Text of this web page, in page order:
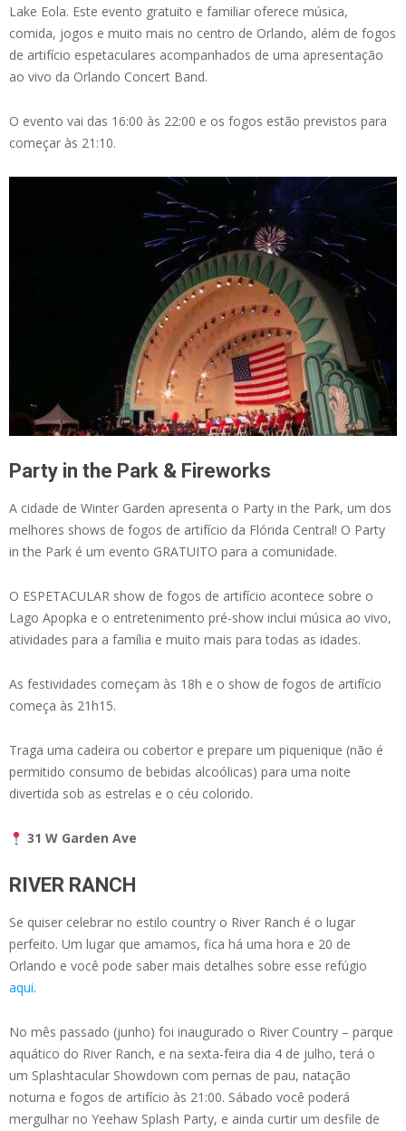
Lake Eola. Este evento gratuito e familiar oferece música,
comida, jogos e muito mais no centro de Orlando, além de fogos
de artifício espetaculares acompanhados de uma apresentação
ao vivo da Orlando Concert Band.
O evento vai das 16:00 às 22:00 e os fogos estão previstos para
começar às 21:10.
Party in the Park & Fireworks
A cidade de Winter Garden apresenta o Party in the Park, um dos
melhores shows de fogos de artifício da Flórida Central! O Party
in the Park é um evento GRATUITO para a comunidade.
O ESPETACULAR show de fogos de artifício acontece sobre o
Lago Apopka e o entretenimento pré-show inclui música ao vivo,
atividades para a família e muito mais para todas as idades.
As festividades começam às 18h e o show de fogos de artifício
começa às 21h15.
Traga uma cadeira ou cobertor e prepare um piquenique (não é
permitido consumo de bebidas alcoólicas) para uma noite
divertida sob as estrelas e o céu colorido.
31 W Garden Ave
RIVER RANCH
Se quiser celebrar no estilo country o River Ranch é o lugar
perfeito. Um lugar que amamos, fica há uma hora e 20 de
Orlando e você pode saber mais detalhes sobre esse refúgio
aqui.
No mês passado (junho) foi inaugurado o River Country – parque
aquático do River Ranch, e na sexta-feira dia 4 de julho, terá o
um Splashtacular Showdown com pernas de pau, natação
noturna e fogos de artifício às 21:00. Sábado você poderá
mergulhar no Yeehaw Splash Party, e ainda curtir um desfile de